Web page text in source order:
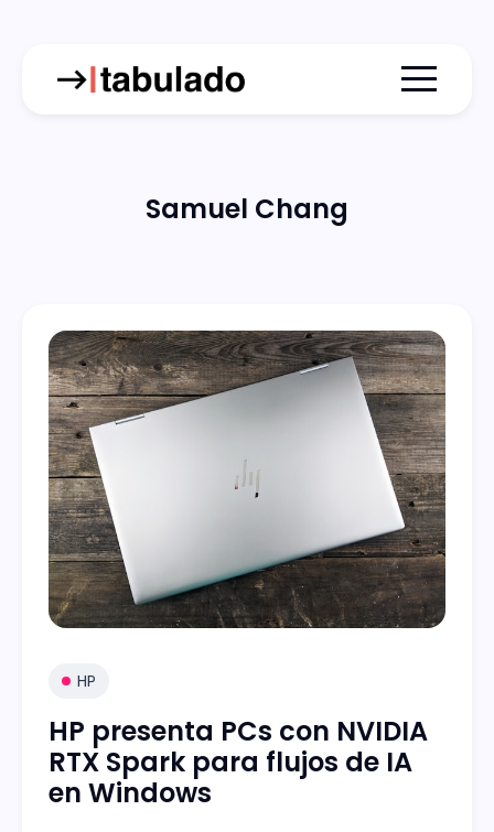
Menu
Samuel Chang
HP
HP presenta PCs con NVIDIA
RTX Spark para flujos de IA
en Windows